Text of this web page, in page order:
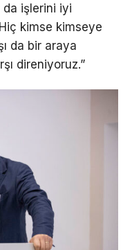
da işlerini iyi
kimse kimseye
da bir araya
direniyoruz.”